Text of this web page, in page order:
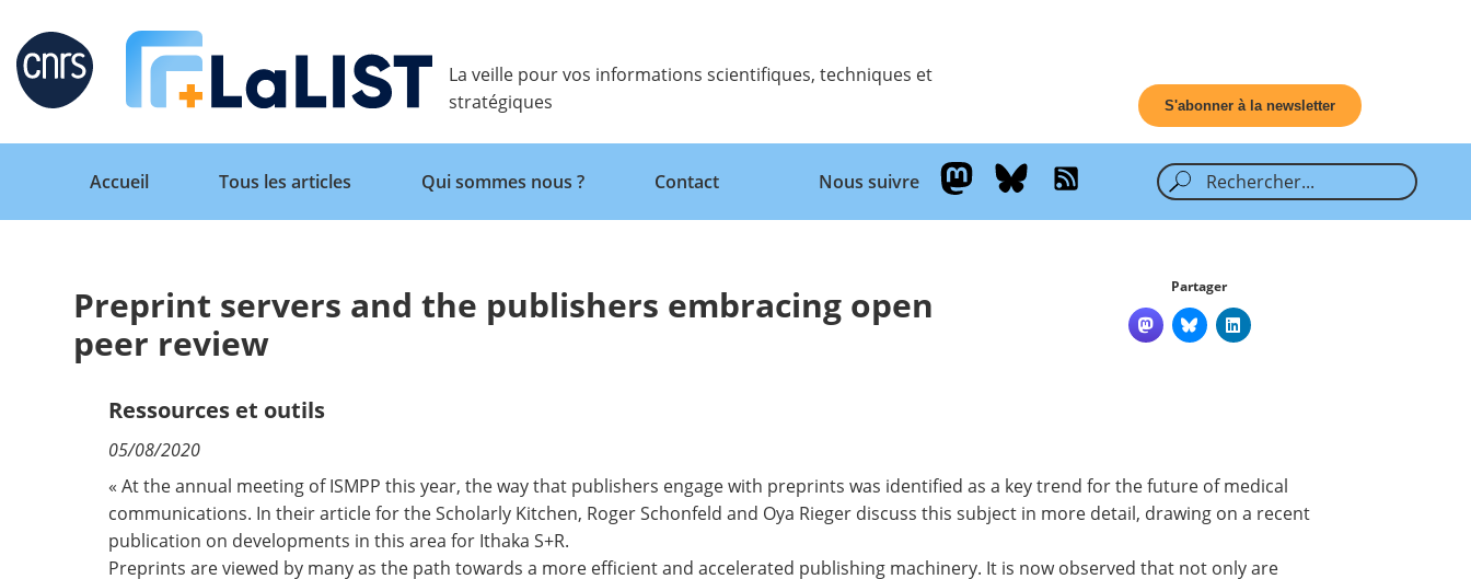
Retour
Accueil
Qui sommes nous ?
La veille pour vos informations scientifiques, techniques et
stratégiques
S'abonner à la newsletter
Retour
Accueil
Tous les articles Qui sommes nous ? Contact Nous suivre
Preprint servers and the publishers embracing open
peer review
Partager
Ressources et outils
05/08/2020
« At the annual meeting of ISMPP this year,the way that publishers engage with preprints was identified as a key trend for the future of medical
communications. In their article forthe Scholarly Kitchen, Roger Schonfeld and Oya Rieger discuss this subject in more detail, drawing on a recent
publication on developments in this area for Ithaka S+R.
Preprints are viewed by many as the path towards a more efficient and accelerated publishing machinery. It is now observed that not only are